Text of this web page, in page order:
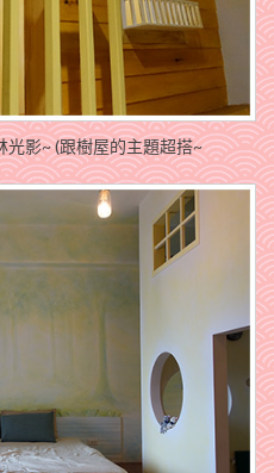
影~ (跟樹屋的主題超搭~